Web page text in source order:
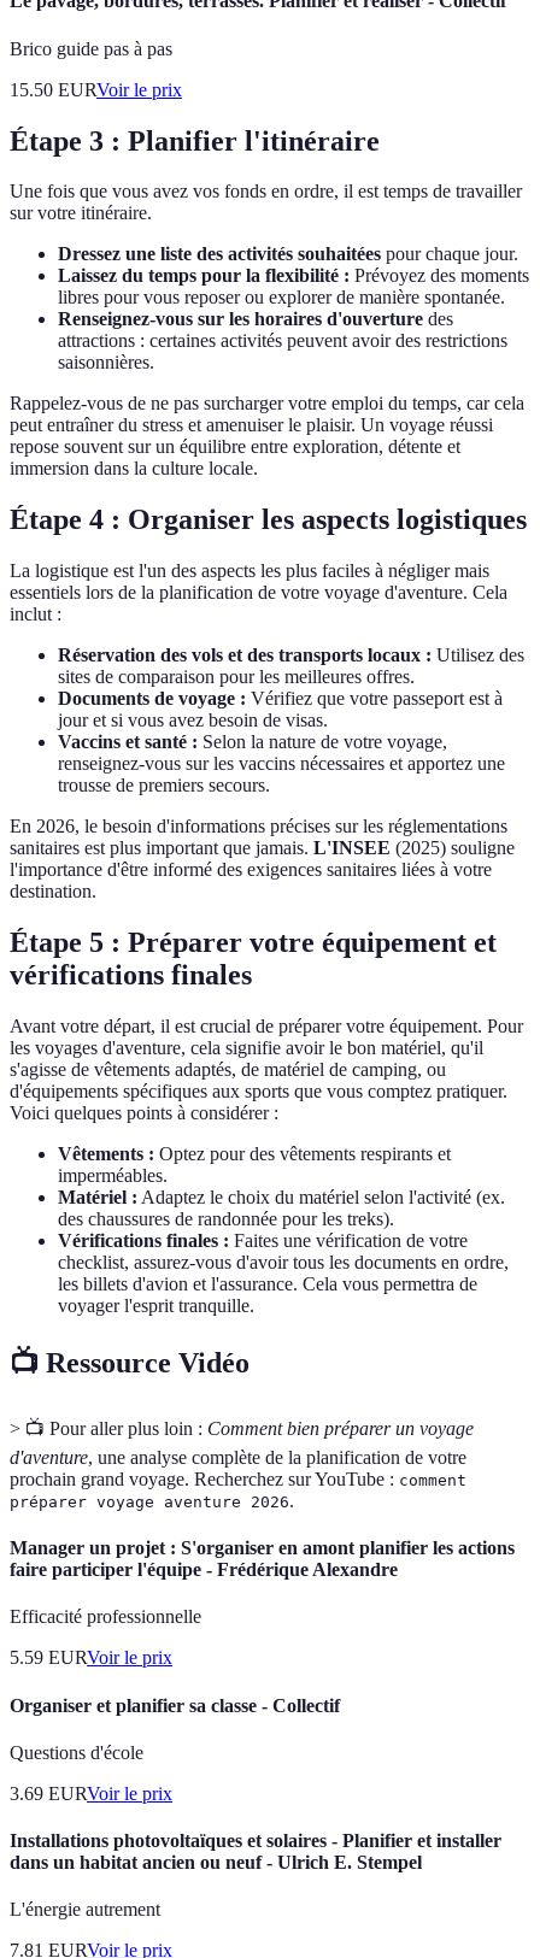
Brico guide pas à pas
15.50 EURVoir le prix
Étape 3 : Planifier l'itinéraire
Une fois que vous avez vos fonds en ordre, il est temps de travailler
sur votre itinéraire.
Dressez une liste des activités souhaitées pour chaque jour.
Laissez du temps pour la flexibilité : Prévoyez des moments
libres pour vous reposer ou explorer de manière spontanée.
Renseignez-vous sur les horaires d'ouverture des
attractions : certaines activités peuvent avoir des restrictions
saisonnières.
Rappelez-vous de ne pas surcharger votre emploi du temps, car cela
peut entraîner du stress et amenuiser le plaisir. Un voyage réussi
repose souvent sur un équilibre entre exploration, détente et
immersion dans la culture locale.
Étape 4 : Organiser les aspects logistiques
La logistique est l'un des aspects les plus faciles à négliger mais
essentiels lors de la planification de votre voyage d'aventure. Cela
inclut :
Réservation des vols et des transports locaux : Utilisez des
sites de comparaison pour les meilleures offres.
Documents de voyage : Vérifiez que votre passeport est à
jour et si vous avez besoin de visas.
Vaccins et santé : Selon la nature de votre voyage,
renseignez-vous sur les vaccins nécessaires et apportez une
trousse de premiers secours.
En 2026, le besoin d'informations précises sur les réglementations
sanitaires est plus important que jamais. L'INSEE (2025) souligne
l'importance d'être informé des exigences sanitaires liées à votre
destination.
Étape 5 : Préparer votre équipement et
vérifications finales
Avant votre départ, il est crucial de préparer votre équipement. Pour
les voyages d'aventure, cela signifie avoir le bon matériel, qu'il
s'agisse de vêtements adaptés, de matériel de camping, ou
d'équipements spécifiques aux sports que vous comptez pratiquer.
Voici quelques points à considérer :
Vêtements : Optez pour des vêtements respirants et
imperméables.
Matériel : Adaptez le choix du matériel selon l'activité (ex.
des chaussures de randonnée pour les treks).
Vérifications finales : Faites une vérification de votre
checklist, assurez-vous d'avoir tous les documents en ordre,
les billets d'avion et l'assurance. Cela vous permettra de
voyager l'esprit tranquille.
📺 Ressource Vidéo
> 📺 Pour aller plus loin : Comment bien préparer un voyage
d'aventure, une analyse complète de la planification de votre
prochain grand voyage. Recherchez sur YouTube : comment
préparer voyage aventure 2026.
Manager un projet : S'organiser en amont planifier les actions
faire participer l'équipe - Frédérique Alexandre
Efficacité professionnelle
5.59 EURVoir le prix
Organiser et planifier sa classe - Collectif
Questions d'école
3.69 EURVoir le prix
Installations photovoltaïques et solaires - Planifier et installer
dans un habitat ancien ou neuf - Ulrich E. Stempel
L'énergie autrement
7.81 EURVoir le prix